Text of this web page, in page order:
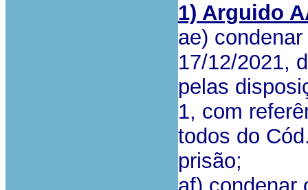
1) Arguido
ae)
17/12/2021,
pelas
1, com
todos do
prisão;